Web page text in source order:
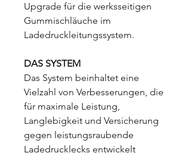
Upgrade für die werksseitigen
Gummischläuche im
Ladedruckleitungssystem.
DAS SYSTEM
Das System beinhaltet eine
Vielzahl von Verbesserungen, die
für maximale Leistung,
Langlebigkeit und Versicherung
gegen leistungsraubende
Ladedrucklecks entwickelt